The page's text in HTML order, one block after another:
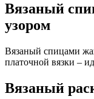
Вязаный
узором
Вязаный спицами
платочной вязки –
Вязаный